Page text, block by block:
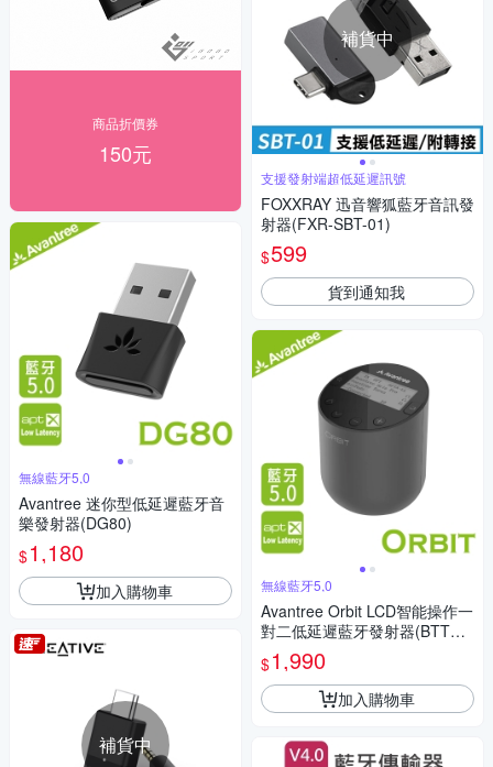
商品折價券
150元
無線藍牙5,0
Avantree 迷你型低延遲藍牙音
樂發射器(DG80)
$1,180
加入購物車
補貨中
補貨中
支援發射端超低延遲訊號
FOXXRAY 迅音響狐藍牙音訊發
射器(FXR-SBT-01)
$599
貨到通知我
無線藍牙5,0
Avantree Orbit LCD智能操作一
對二低延遲藍牙發射器(BTTC5
80)
$1,990
加入購物車